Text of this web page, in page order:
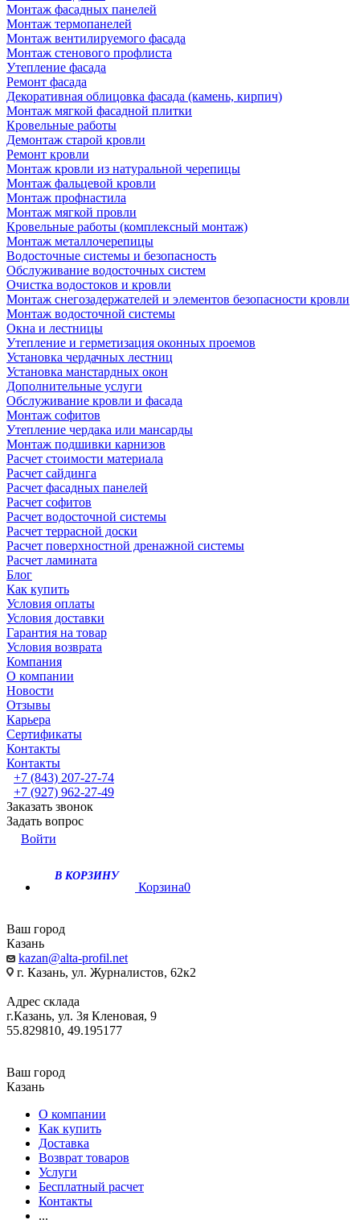
Монтаж фасадных панелей
Монтаж термопанелей
Монтаж вентилируемого фасада
Монтаж стенового профлиста
Утепление фасада
Ремонт фасада
Декоративная облицовка фасада (камень, кирпич)
Монтаж мягкой фасадной плитки
Кровельные работы
Демонтаж старой кровли
Ремонт кровли
Монтаж кровли из натуральной черепицы
Монтаж фальцевой кровли
Монтаж профнастила
Монтаж мягкой провли
Кровельные работы (комплексный монтаж)
Монтаж металлочерепицы
Водосточные системы и безопасность
Обслуживание водосточных систем
Очистка водостоков и кровли
Монтаж снегозадержателей и элементов безопасности кровли
Монтаж водосточной системы
Окна и лестницы
Утепление и герметизация оконных проемов
Установка чердачных лестниц
Установка манстардных окон
Дополнительные услуги
Обслуживание кровли и фасада
Монтаж софитов
Утепление чердака или мансарды
Монтаж подшивки карнизов
Расчет стоимости материала
Расчет сайдинга
Расчет фасадных панелей
Расчет софитов
Расчет водосточной системы
Расчет террасной доски
Расчет поверхностной дренажной системы
Расчет ламината
Блог
Как купить
Условия оплаты
Условия доставки
Гарантия на товар
Условия возврата
Компания
О компании
Новости
Отзывы
Карьера
Сертификаты
Контакты
Контакты
+7 (843) 207-27-74
+7 (927) 962-27-49
Заказать звонок
Задать вопрос
Войти
В КОРЗИНУ
Корзина0
Ваш город
Казань
kazan@alta-profil.net
г. Казань, ул. Журналистов, 62к2
Адрес склада
г.Казань, ул. 3я Кленовая, 9
55.829810, 49.195177
Ваш город
Казань
О компании
Как купить
Доставка
Возврат товаров
Услуги
Бесплатный расчет
Контакты
...